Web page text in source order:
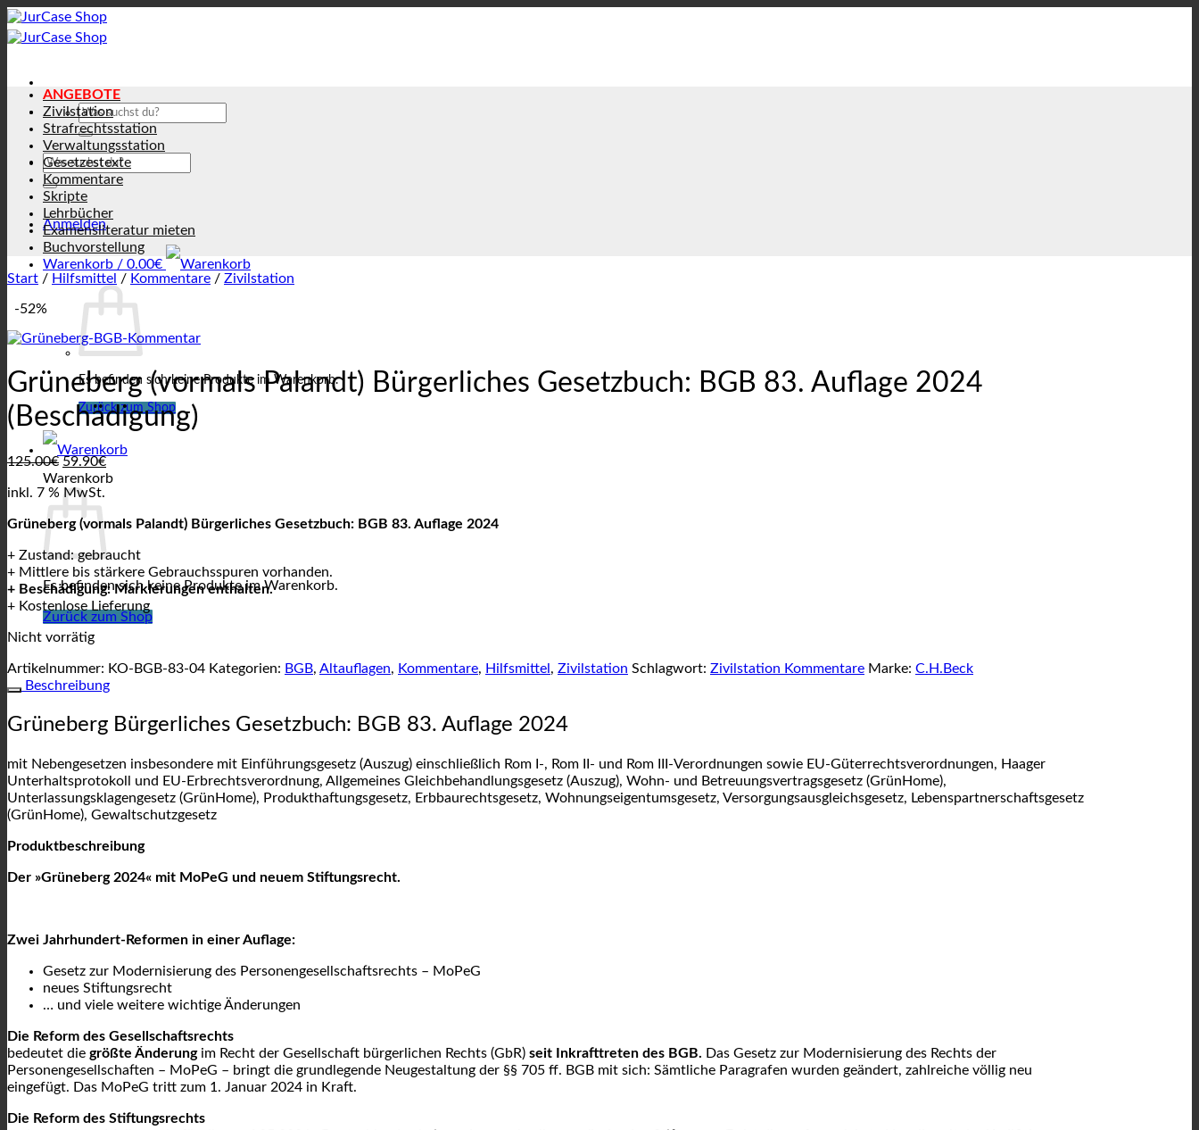
Zum
Inhalt
springen
Suchen
nach:
Suchen
nach:
Anmelden
Warenkorb / 0.00€
Es befinden sich keine Produkte im Warenkorb.
Zurück zum Shop
Warenkorb
Es befinden sich keine Produkte im Warenkorb.
Zurück zum Shop
ANGEBOTE
Zivilstation
Strafrechtsstation
Verwaltungsstation
Gesetzestexte
Kommentare
Skripte
Lehrbücher
Examensliteratur mieten
Buchvorstellung
Start / Hilfsmittel / Kommentare / Zivilstation
-52%
Grüneberg (vormals Palandt) Bürgerliches Gesetzbuch: BGB 83. Auflage 2024
(Beschädigung)
125.00€Ursprünglicher
Preis
war:
125.00€
59.90€Aktueller
Preis
inkl. 7 % MwSt.
Grüneberg (vormals Palandt) Bürgerliches Gesetzbuch: BGB 83. Auflage 2024
+ Zustand: gebraucht
+ Mittlere bis stärkere Gebrauchsspuren vorhanden.
+ Beschädigung: Markierungen enthalten.
+ Kostenlose Lieferung
Nicht vorrätig
Artikelnummer: KO-BGB-83-04 Kategorien: BGB, Altauflagen, Kommentare, Hilfsmittel , Zivilstation Schlagwort: Zivilstation Kommentare Marke: C.H.Beck
Beschreibung
Grüneberg Bürgerliches Gesetzbuch: BGB 83. Auflage 2024
mit Nebengesetzen insbesondere mit Einführungsgesetz (Auszug) einschließlich Rom I-, Rom II- und Rom III-Verordnungen sowie EU-Güterrechtsverordnungen, Haager
Unterhaltsprotokoll und EU-Erbrechtsverordnung, Allgemeines Gleichbehandlungsgesetz (Auszug), Wohn- und Betreuungsvertragsgesetz (GrünHome),
Unterlassungsklagengesetz (GrünHome), Produkthaftungsgesetz, Erbbaurechtsgesetz, Wohnungseigentumsgesetz, Versorgungsausgleichsgesetz, Lebenspartnerschaftsgesetz
(GrünHome), Gewaltschutzgesetz
Produktbeschreibung
Der »Grüneberg 2024« mit MoPeG und neuem Stiftungsrecht.
Zwei Jahrhundert-Reformen in einer Auflage:
Gesetz zur Modernisierung des Personengesellschaftsrechts – MoPeG
neues Stiftungsrecht
… und viele weitere wichtige Änderungen
Die Reform des Gesellschaftsrechts
bedeutet die größte Änderungim Recht der Gesellschaft bürgerlichen Rechts (GbR) seit Inkrafttreten des BGB. Das Gesetz zur Modernisierung des Rechts der
Personengesellschaften – MoPeG – bringt die grundlegende Neugestaltung der §§ 705 ff. BGB mit sich: Sämtliche Paragrafen wurden geändert, zahlreiche völlig neu
eingefügt. Das MoPeG tritt zum 1. Januar 2024 in Kraft.
Die Reform des Stiftungsrechts